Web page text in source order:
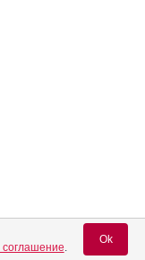
соглашение.
Ok